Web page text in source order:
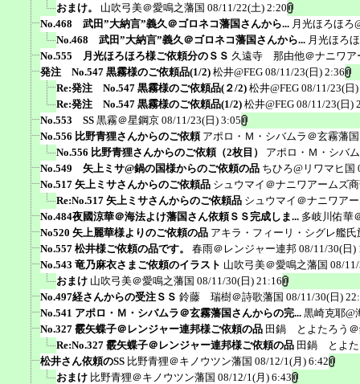
おまけ。
山吹弓美＠愛鳴之藩国 08/11/22(土) 2:20
No.468 武田”大納言”義久＠ゴロネコ藩国さんから... 月光ほろほろ
No.468 武田”大納言”義久＠ゴロネコ藩国さんから... 月光ほろ
No.555 月光ほろほろ様ご依頼分のＳＳ 久遠寺 那由他＠ナニワア
発注 No.547 黒霧様のご依頼品(1/2) 松井@FEG 08/11/23(日) 2:36
Re:発注 No.547 黒霧様のご依頼品(２/2) 松井@FEG 08/11/23(日
Re:発注 No.547 黒霧様のご依頼品(1/2) 松井@FEG 08/11/23(日)
No.553 SS 黒霧＠星鋼京 08/11/23(日) 3:05
No.556 比野青狸さんからのご依頼 アポロ・Ｍ・シバムラ＠玄霧藩国
No.556 比野青狸さんからのご依頼（2枚目）
アポロ・Ｍ・シバ
No.549 矢上ミサ@鍋の国様からのご依頼の品 ちひろ@リワマヒ国
No.517 矢上ミサさんからのご依頼品 シュウマイ＠ナニワアームズ
Re:No.517 矢上ミサさんからのご依頼品 シュウマイ＠ナニワア
No.484夜國涼華＠海法よけ藩国さん依頼ＳＳ完成しま... 多岐川佑華
No520 矢上麗華様よりのご依頼の品 アキラ・フィーリ・シグレ艦氏
No.557 松井様ご依頼の品です。
春雨＠レンジャー連邦 08/11/30(日)
No.543 竜乃麻衣さまご依頼のイラスト 山吹弓美＠愛鳴之藩国 08/
おまけ 山吹弓美＠愛鳴之藩国 08/11/30(日) 21:16
No.497経さんからの受注ＳＳ 鈴藤 瑞樹＠詩歌藩国 08/11/30(日)
No.541 アポロ・Ｍ・シバムラ＠玄霧藩国さんからの完... 黒崎克耶@
No.327 霰矢蝶子＠レンジャー連邦様ご依頼の品 田鍋 とよたろう
Re:No.327 霰矢蝶子＠レンジャー連邦様ご依頼の品 田鍋 とよた
松井さん依頼のSS 比野青狸＠キノウツン藩国 08/12/1(月) 6:42
おまけ 比野青狸＠キノウツン藩国 08/12/1(月) 6:43